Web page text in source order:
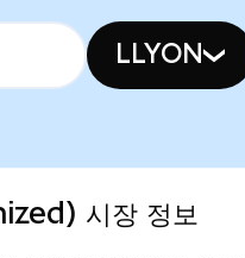
LLYON
시장 정보